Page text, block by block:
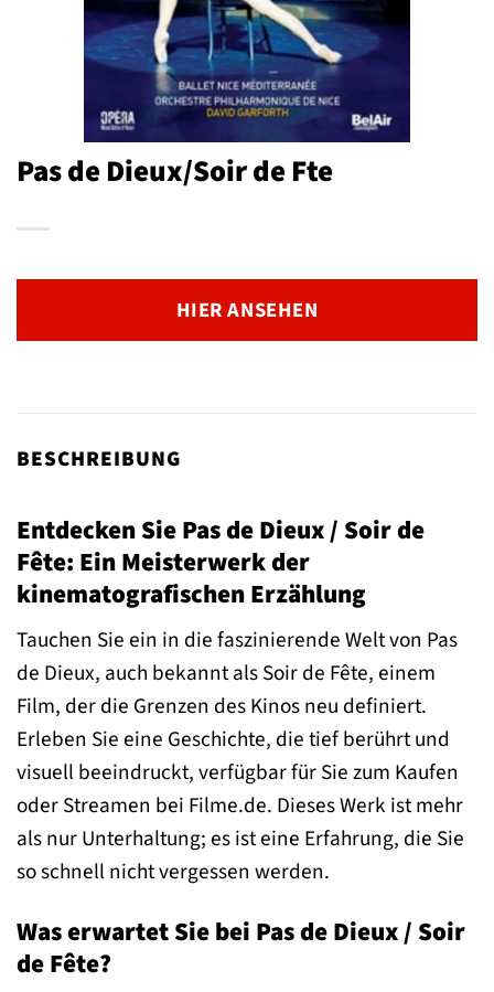
Pas de Dieux/Soir de Fte
HIER ANSEHEN
BESCHREIBUNG
Entdecken Sie Pas de Dieux / Soir de
Fête: Ein Meisterwerk der
kinematografischen Erzählung
Tauchen Sie ein in die faszinierende Welt von Pas
de Dieux, auch bekannt als Soir de Fête, einem
Film, der die Grenzen des Kinos neu definiert.
Erleben Sie eine Geschichte, die tief berührt und
visuell beeindruckt, verfügbar für Sie zum Kaufen
oder Streamen bei Filme.de. Dieses Werk ist mehr
als nur Unterhaltung; es ist eine Erfahrung, die Sie
so schnell nicht vergessen werden.
Was erwartet Sie bei Pas de Dieux / Soir
de Fête?